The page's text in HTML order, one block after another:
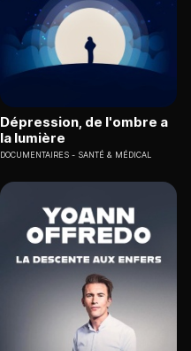
Dépression, de l'ombre a
la lumière
DOCUMENTAIRES SANTÉ & MÉDICAL